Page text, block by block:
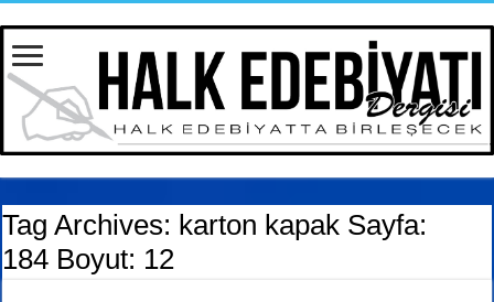
Tag Archives: karton kapak Sayfa:
184 Boyut: 12